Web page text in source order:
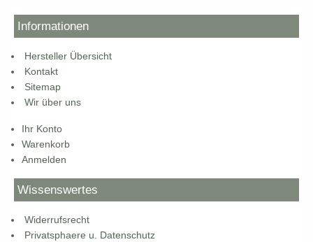
Informationen
Hersteller Übersicht
Kontakt
Sitemap
Wir über uns
Ihr Konto
Warenkorb
Anmelden
Wissenswertes
Widerrufsrecht
Privatsphaere u. Datenschutz